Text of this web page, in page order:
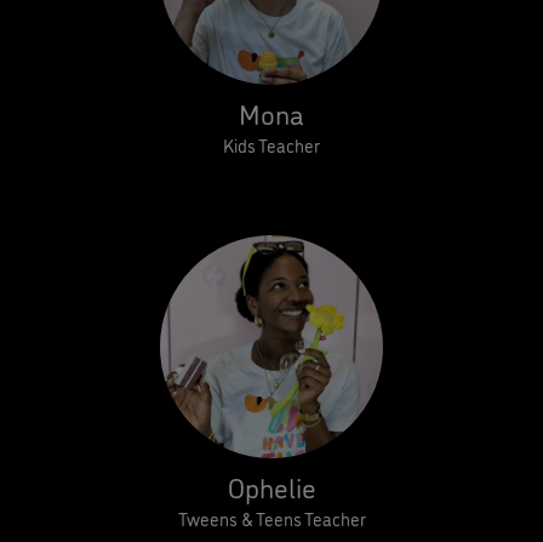
Mona
Kids Teacher
Ophelie
Tweens & Teens Teacher